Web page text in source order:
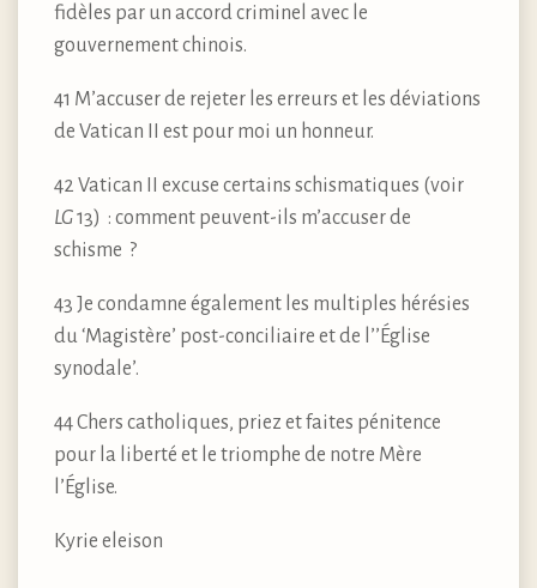
fidèles par un accord criminel avec le
gouvernement chinois.
41 M’accuser de rejeter les erreurs et les déviations
de Vatican II est pour moi un honneur.
42 Vatican II excuse certains schismatiques (voir
LG13) : comment peuvent-ils m’accuser de
schisme ?
43 Je condamne également les multiples hérésies
du ‘Magistère’ post-conciliaire et de l’’Église
synodale’.
44 Chers catholiques, priez et faites pénitence
pour la liberté et le triomphe de notre Mère
l’Église.
Kyrie eleison